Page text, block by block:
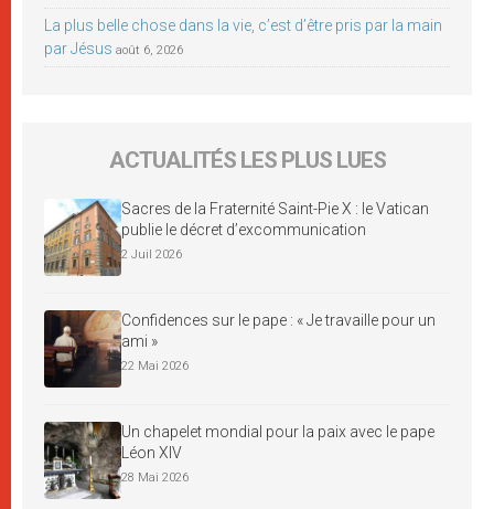
La plus belle chose dans la vie, c’est d’être pris par la main
par Jésus août 6, 2026
ACTUALITÉS LES PLUS LUES
Sacres de la Fraternité Saint-Pie X : le Vatican
publie le décret d’excommunication
2 Juil 2026
Confidences sur le pape : « Je travaille pour un
ami »
22 Mai 2026
Un chapelet mondial pour la paix avec le pape
Léon XIV
28 Mai 2026